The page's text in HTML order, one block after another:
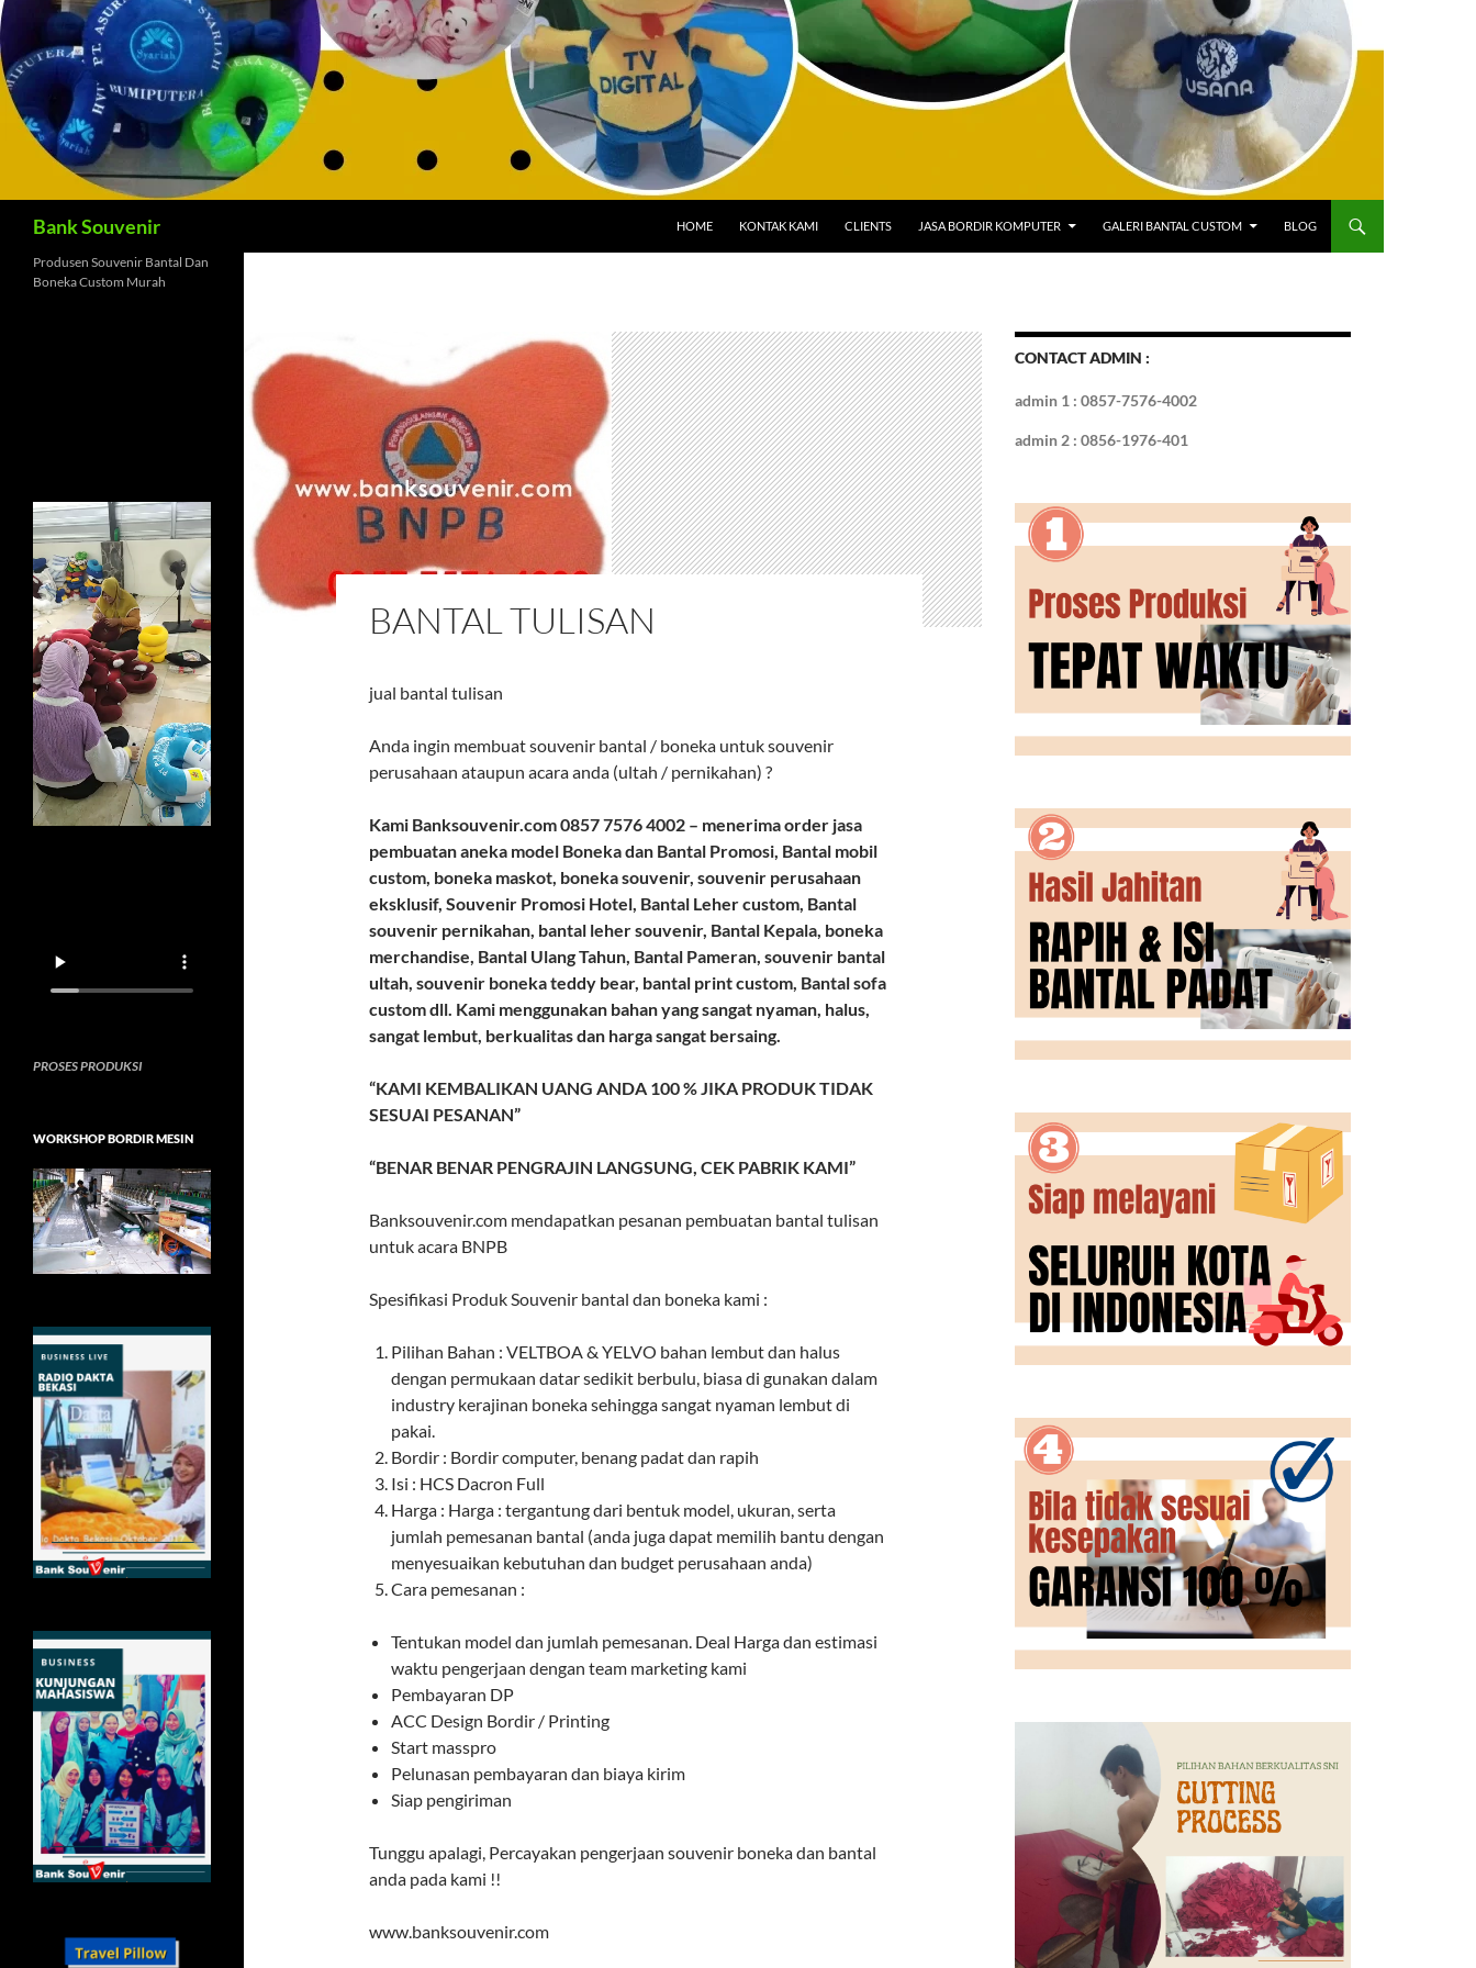
Bank Souvenir HOME KONTAK KAMI CLIENTS JASA BORDIR KOMPUTER GALERI BANTAL CUSTOM BLOG
BANTAL TULISAN
jual bantal tulisan
Anda ingin membuat souvenir bantal / boneka untuk souvenir
perusahaan ataupun acara anda (ultah / pernikahan) ?
Kami Banksouvenir.com 0857 7576 4002 – menerima order jasa
pembuatan aneka model Boneka dan Bantal Promosi, Bantal mobil
custom, boneka maskot, boneka souvenir, souvenir perusahaan
eksklusif, Souvenir Promosi Hotel, Bantal Leher custom, Bantal
souvenir pernikahan, bantal leher souvenir, Bantal Kepala, boneka
merchandise, Bantal Ulang Tahun, Bantal Pameran, souvenir bantal
ultah, souvenir boneka teddy bear, bantal print custom, Bantal sofa
custom dll. Kami menggunakan bahan yang sangat nyaman, halus,
sangat lembut, berkualitas dan harga sangat bersaing.
“KAMI KEMBALIKAN UANG ANDA 100 % JIKA PRODUK TIDAK
SESUAI PESANAN”
“BENAR BENAR PENGRAJIN LANGSUNG, CEK PABRIK KAMI”
Banksouvenir.com mendapatkan pesanan pembuatan bantal tulisan
untuk acara BNPB
Spesifikasi Produk Souvenir bantal dan boneka kami :
Pilihan Bahan : VELTBOA & YELVO bahan lembut dan halus
dengan permukaan datar sedikit berbulu, biasa di gunakan dalam
industry kerajinan boneka sehingga sangat nyaman lembut di
pakai.
Bordir : Bordir computer, benang padat dan rapih
Isi : HCS Dacron Full
Harga : Harga : tergantung dari bentuk model, ukuran, serta
jumlah pemesanan bantal (anda juga dapat memilih bantu dengan
menyesuaikan kebutuhan dan budget perusahaan anda)
Cara pemesanan :
Tentukan model dan jumlah pemesanan. Deal Harga dan estimasi
waktu pengerjaan dengan team marketing kami
Pembayaran DP
ACC Design Bordir / Printing
Start masspro
Pelunasan pembayaran dan biaya kirim
Siap pengiriman
Tunggu apalagi, Percayakan pengerjaan souvenir boneka dan bantal
anda pada kami !!
www.banksouvenir.com
CONTACT ADMIN :
admin 1 : 0857-7576-4002
admin 2 : 0856-1976-401
Produsen Souvenir Bantal Dan
Boneka Custom Murah
PROSES PRODUKSI
WORKSHOP BORDIR MESIN